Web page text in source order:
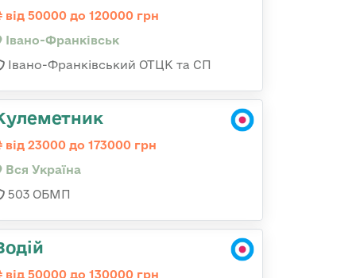
від 50000 до 120000 грн
Івано-Франківськ
Івано-Франківський ОТЦК та СП
від 23000 до 173000 грн
Вся Україна
503 ОБМП
від 50000 до 130000 грн